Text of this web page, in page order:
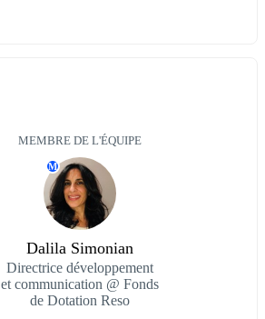
MEMBRE DE L'ÉQUIPE
M
Dalila Simonian
Directrice développement
et communication @ Fonds
de Dotation Reso